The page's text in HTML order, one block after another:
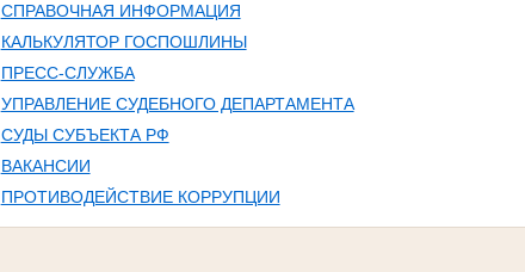
СПРАВОЧНАЯ ИНФОРМАЦИЯ
КАЛЬКУЛЯТОР ГОСПОШЛИНЫ
ПРЕСС-СЛУЖБА
УПРАВЛЕНИЕ СУДЕБНОГО ДЕПАРТАМЕНТА
СУДЫ СУБЪЕКТА РФ
ВАКАНСИИ
ПРОТИВОДЕЙСТВИЕ КОРРУПЦИИ